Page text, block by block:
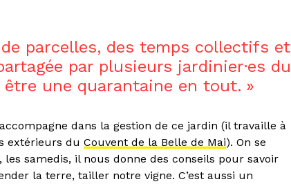
parcelles, des temps collectifs et
par plusieurs jardinier·es du
une quarantaine en tout.
dans la gestion de ce jardin (il travaille à
extérieurs duCouvent de la Belle de Mai). On se
samedis, il nous donne des conseils pour savoir
la terre, tailler notre vigne. C’est aussi un